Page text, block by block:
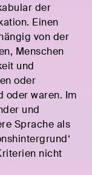
der
Einen
von der
Menschen
und
oder
oder waren. Im
und
Sprache als
nicht